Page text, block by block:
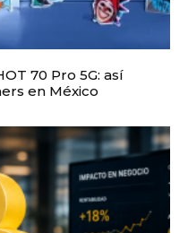
70 Pro 5G: así
en México